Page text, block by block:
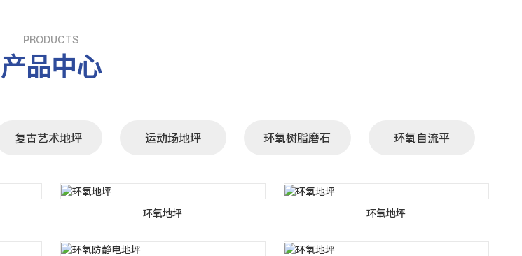
PRODUCTS
产品中心
复古艺术地坪 运动场地坪 环氧树脂磨石 环氧自流平
环氧地坪 环氧地坪